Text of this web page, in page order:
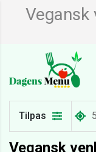
Vegansk
Tilpas
Vegansk